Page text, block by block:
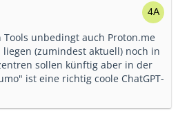
unbedingt auch Proton.me
(zumindest aktuell) noch in
sollen künftig aber in der
ist eine richtig coole ChatGPT-